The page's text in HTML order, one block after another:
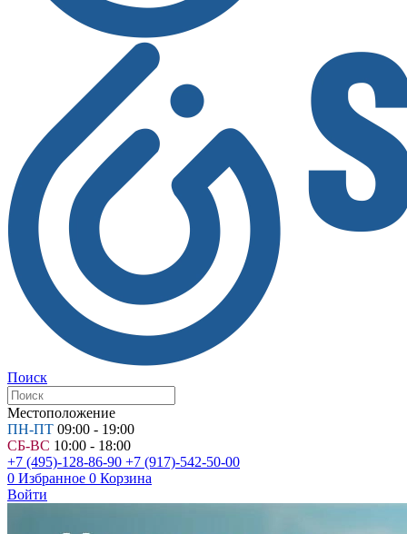
Поиск
Местоположение
ПН-ПТ 09:00 - 19:00
СБ-ВС 10:00 - 18:00
+7 (495)-128-86-90 +7 (917)-542-50-00
0 Избранное 0 Корзина
Войти